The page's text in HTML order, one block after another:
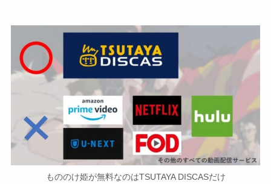
もののけ姫が無料なのはTSUTAYA DISCASだけ